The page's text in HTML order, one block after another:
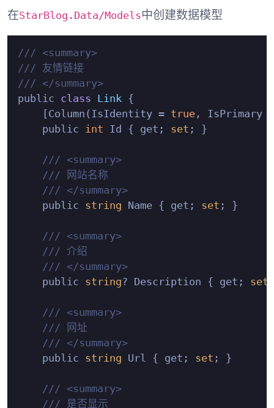
在StarBlog.Data/Models中创建数据模型
/// <summary>
/// 友情链接
/// </summary>
public class Link {
    [Column(IsIdentity =
true, IsPrimary
    public
int Id { get; set ; }
/// <summary>
/// 网站名称
/// </summary>
    public
string Name { get; set ; }
/// <summary>
/// 介绍
/// </summary>
    public
string? Description { get; set
/// <summary>
/// 网址
/// </summary>
    public
string Url { get; set ; }
/// <summary>
/// 是否显示